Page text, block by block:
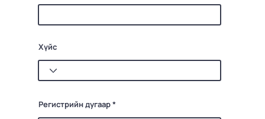
Хүйс
Регистрийн дугаар